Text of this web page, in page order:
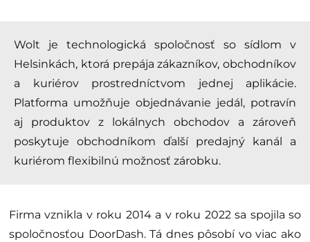
Wolt je technologická spoločnosť so sídlom v
Helsinkách, ktorá prepája zákazníkov, obchodníkov
a kuriérov prostredníctvom jednej aplikácie.
Platforma umožňuje objednávanie jedál, potravín
aj produktov z lokálnych obchodov a zároveň
poskytuje obchodníkom ďalší predajný kanál a
kuriérom flexibilnú možnosť zárobku.
Firma vznikla v roku 2014 a v roku 2022 sa spojila so
spoločnosťou DoorDash. Tá dnes pôsobí vo viac ako